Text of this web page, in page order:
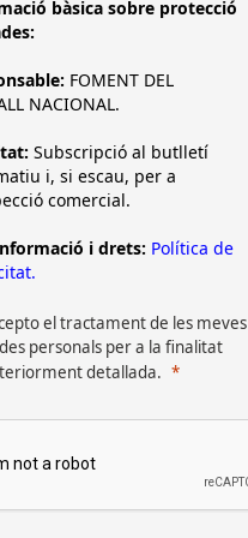
bàsica sobre protecció
FOMENT DEL
NACIONAL.
Subscripció al butlletí
i, si escau, per a
comercial.
i drets: Política de
el tractament de les meves
personals per a la finalitat
detallada.